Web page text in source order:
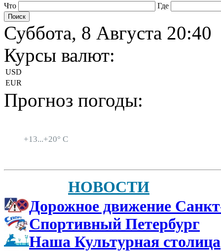
Что Где
Суббота, 8 Августа 20:40
Курсы валют:
USD
EUR
Прогноз погоды:
+13...+20° C
НОВОСТИ
Дорожное движение
Спортивный Петербург
Наша Культурная столица